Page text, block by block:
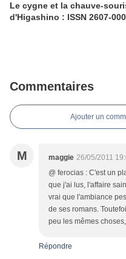
Le cygne et la chauve-
d'Higashino : ISSN 2607-
Commentaires
Ajouter un
M maggie 26/05/2011
@ ferocias : C'est un
que j'ai lus, l'affaire
vrai que l'ambiance
de ses romans.
peu les mêmes
Répondre